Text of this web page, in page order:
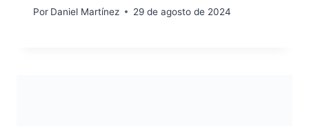
Por Daniel Martínez 29 de agosto de 2024